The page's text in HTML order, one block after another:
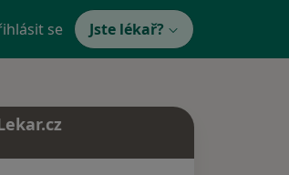
se Jste lékař?